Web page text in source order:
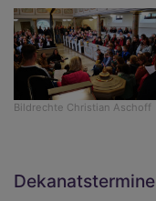
Bildrechte Christian Aschoff
Dekanatstermine